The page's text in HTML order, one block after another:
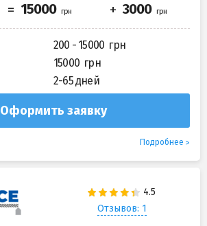
200 - 15000
15000
2-65 дней
Оформить заявку
Подробнее
Отзывов: 1